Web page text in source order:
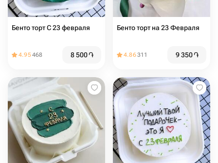
Бенто торт С 23 февраля
4.95468 8 500֏
Бенто торт на 23 Февраля
4.86311 9 350֏